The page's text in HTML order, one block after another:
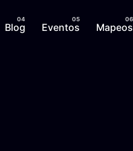
Blog Eventos Mapeos